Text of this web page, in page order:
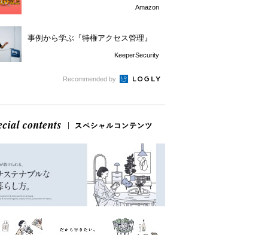
Amazon
事例から学ぶ『特権アクセス管理』
KeeperSecurity
Recommended by